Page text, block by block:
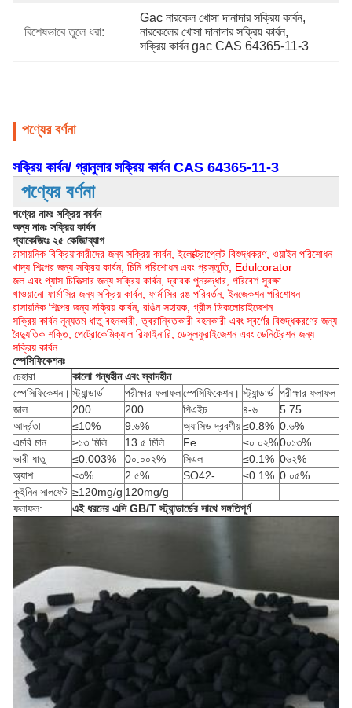
বিশেষভাবে তুলে ধরা:
Gac নারকেল খোসা দানাদার সক্রিয় কার্বন,
নারকেলের খোসা দানাদার সক্রিয় কার্বন,
সক্রিয় কার্বন gac CAS 64365-11-3
পণ্যের বর্ণনা
সক্রিয় কার্বন/ গ্রানুলার সক্রিয় কার্বন CAS 64365-11-3
পণ্যের বর্ণনা
পণ্যের নামঃ সক্রিয় কার্বন
অন্য নামঃ সক্রিয় কার্বন
প্যাকেজিংঃ ২৫ কেজি/ব্যাগ
রাসায়নিক বিক্রিয়াকারীদের জন্য সক্রিয় কার্বন, ইলেক্ট্রোপ্লেট বিশুদ্ধকরণ, ওয়াইন পরিশোধন
খাদ্য শিল্পের জন্য সক্রিয় কার্বন, চিনি পরিশোধন এবং প্রস্তুতি, Edulcorator
জল এবং গ্যাস চিকিত্সার জন্য সক্রিয় কার্বন, দ্রাবক পুনরুদ্ধার, পরিবেশ সুরক্ষা
খাওয়ানো ফার্মাসির জন্য সক্রিয় কার্বন, ফার্মাসির রঙ পরিবর্তন, ইনজেকশন পরিশোধন
রাসায়নিক শিল্পের জন্য সক্রিয় কার্বন, রঙিন সহায়ক, গ্রীস ডিকলোরাইজেশন
সক্রিয় কার্বন নূন্যতম ধাতু বহনকারী, ত্বরান্বিতকারী বহনকারী এবং স্বর্ণের বিশুদ্ধকরণের জন্য
বৈদ্যুতিক শক্তি, পেট্রোকেমিক্যাল রিফাইনারি, ডেসুলফুরাইজেশন এবং ডেনিট্রেশন জন্য
সক্রিয় কার্বন
স্পেসিফিকেশনঃ
চেহারা
কালো গন্ধহীন এবং স্বাদহীন
স্পেসিফিকেশন। স্ট্যান্ডার্ড পরীক্ষার ফলাফলস্পেসিফিকেশন। স্ট্যান্ডার্ড পরীক্ষার ফলাফল
জাল
200 200 পিএইচ ৪-৬
5.75
আর্দ্রতা
≤10% 9.৬% অ্যাসিড দ্রবণীয়≤0.8% 0.৬%
এমবি মান
≥১৩ মিলি 13.৫ মিলি Fe ≤০.০২%0০১৩%
ভারী ধাতু
≤0.003% 0০.০০২% সিএল ≤0.1% 0৬২%
অ্যাশ
≤৩% 2.৫% SO42- ≤0.1% 0.০৫%
কুইনিন সালফেট ≥120mg/g 120mg/g
ফলাফল:
এই ধরনের এসি GB/T স্ট্যান্ডার্ডের সাথে সঙ্গতিপূর্ণ